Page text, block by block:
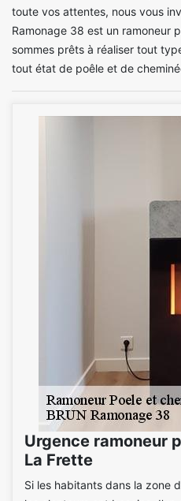
toute vos attentes, nous vous
Ramonage 38 est un ramoneur
sommes prêts à réaliser tout
tout état de poêle et de
Urgence ramoneur
La Frette
Si les habitants dans la zone